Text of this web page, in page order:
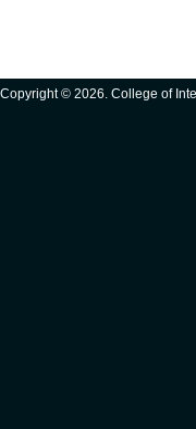
Copyright © 2026. College of